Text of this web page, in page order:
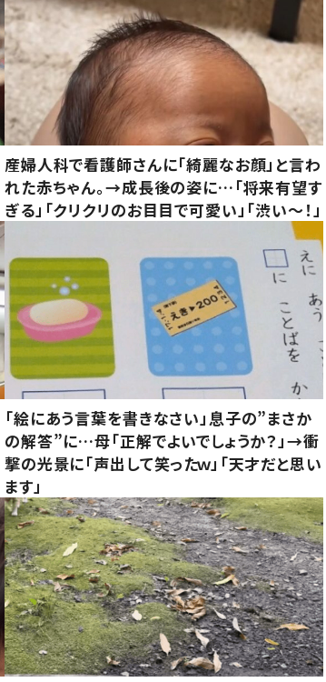
産婦人科で看護師さんに「綺麗なお顔」と言わ
れた赤ちゃん。→成長後の姿に…「将来有望す
ぎる」「クリクリのお目目で可愛い」「渋い～！」
「絵にあう言葉を書きなさい」息子の”まさか
の解答”に…母「正解でよいでしょうか？」→衝
撃の光景に「声出して笑ったｗ」「天才だと思い
ます」